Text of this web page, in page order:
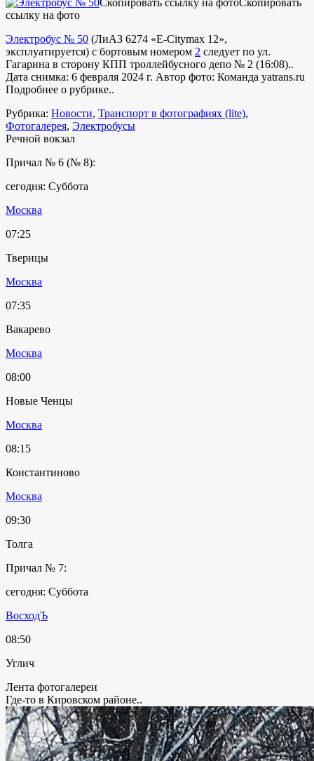
ссылку на фото
Электробус № 50 (ЛиАЗ 6274 «E-Citymax 12»,
эксплуатируется) с бортовым номером 2 следует по ул.
Гагарина в сторону КПП троллейбусного депо № 2 (16:08)..
Дата снимка: 6 февраля 2024 г. Автор фото: Команда yatrans.ru
Подробнее о рубрике..
Рубрика: Новости, Транспорт в фотографиях (lite),
Фотогалерея, Электробусы
Речной вокзал
Причал № 6 (№ 8):
сегодня: Суббота
Москва
07:25
Тверицы
Москва
07:35
Вакарево
Москва
08:00
Новые Ченцы
Москва
08:15
Константиново
Москва
09:30
Толга
Причал № 7:
сегодня: Суббота
ВосходЪ
08:50
Углич
Лента фотогалереи
Где-то в Кировском районе..